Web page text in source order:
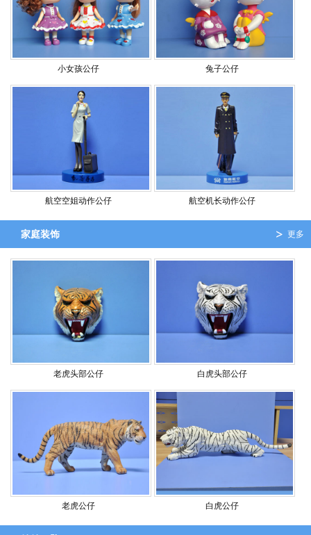
小女孩公仔 兔子公仔
航空空姐动作公仔 航空机长动作公仔
更多
家庭装饰
老虎头部公仔 白虎头部公仔
老虎公仔 白虎公仔